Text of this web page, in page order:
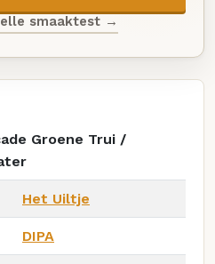
smaaktest →
Groene Trui /
Het Uiltje
DIPA